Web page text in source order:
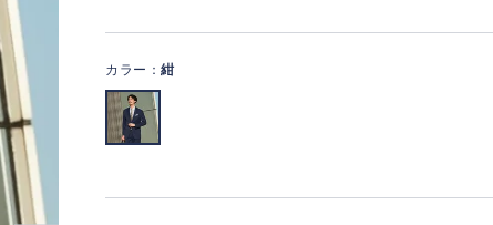
カラー： 紺